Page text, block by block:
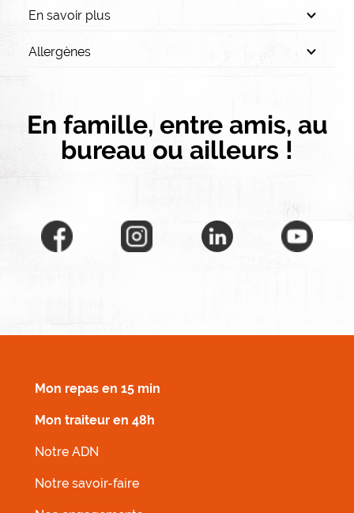
En savoir plus
Allergènes
En famille, entre amis, au
bureau ou ailleurs !
Mon repas en 15 min
Mon traiteur en 48h
Notre ADN
Notre savoir-faire